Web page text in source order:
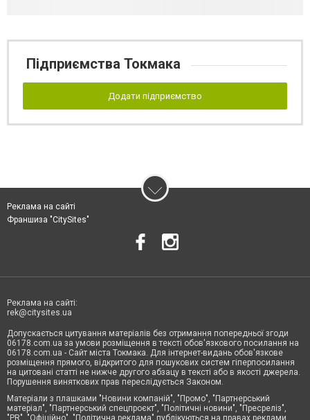
Підприємства Токмака
Додати підприємство
Реклама на сайті
Франшиза "CitySites"
Реклама на сайті:
rek@citysites.ua
Допускається цитування матеріалів без отримання попередньої згоди
06178.com.ua за умови розміщення в тексті обов'язкового посилання на
06178.com.ua - Сайт міста Токмака. Для інтернет-видань обов'язкове
розміщення прямого, відкритого для пошукових систем гіперпосилання
на цитовані статті не нижче другого абзацу в тексті або в якості джерела.
Порушення виняткових прав переслідується Законом.
Матеріали з плашками "Новини компаній", "Промо", "Партнерський
матеріал", "Партнерський спецпроєкт", "Політичні новини", "Пресреліз",